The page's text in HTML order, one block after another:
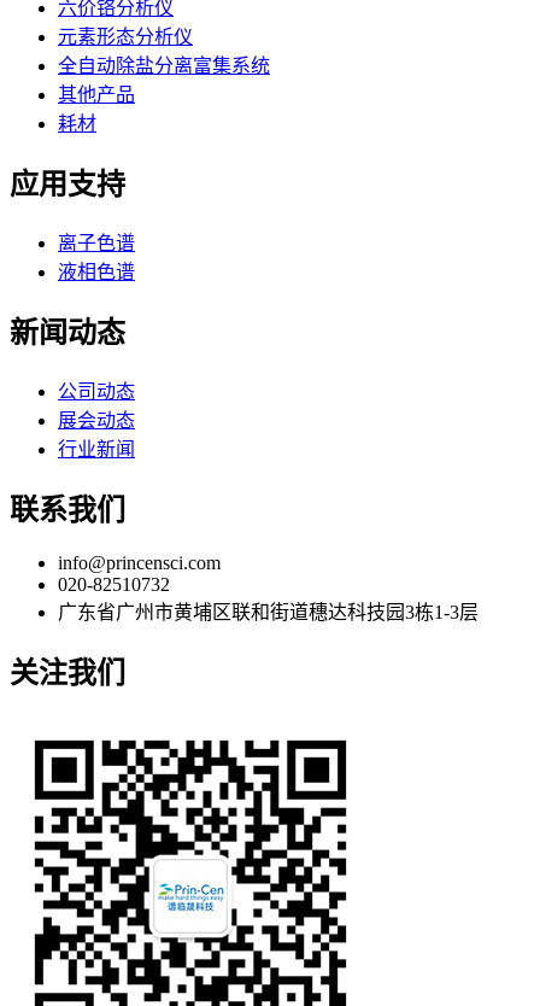
六价铬分析仪
元素形态分析仪
全自动除盐分离富集系统
其他产品
耗材
应用支持
离子色谱
液相色谱
新闻动态
公司动态
展会动态
行业新闻
联系我们
info@princensci.com
020-82510732
广东省广州市黄埔区联和街道穗达科技园3栋1-3层
关注我们